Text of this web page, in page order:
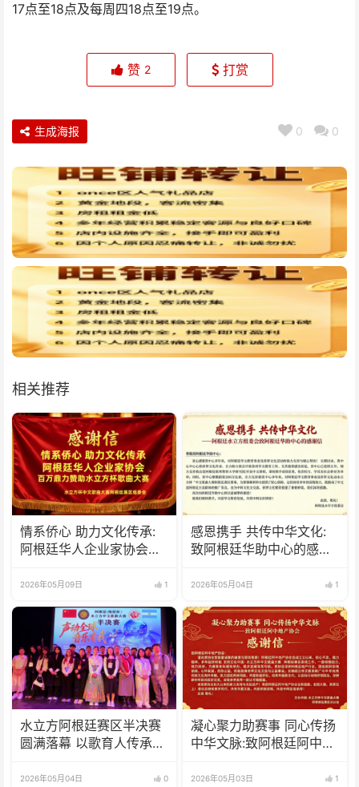
17点至18点及每周四18点至19点。
赞 2 打赏
0 0
生成海报
相关推荐
情系侨心 助力文化传承:
阿根廷华人企业家协会百
歌曲大赛
2026年05月09日 1
感恩携手 共传中华文化:
致阿根廷华助中心的感谢
2026年05月04日 1
水立方阿根廷赛区半决赛
圆满落幕 以歌育人传承中
2026年05月04日 0
凝心聚力助赛事 同心传扬
中华文脉:致阿根廷阿中地
2026年05月03日 1